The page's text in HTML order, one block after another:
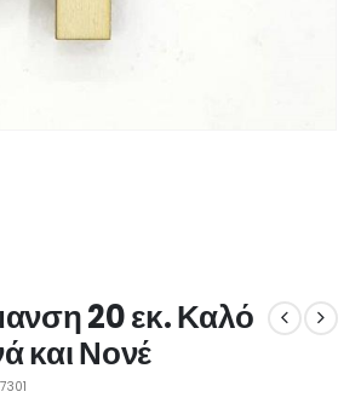
20 εκ. Καλό
και Νονέ